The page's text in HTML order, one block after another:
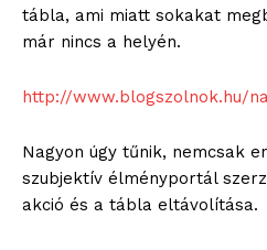
tábla, ami miatt sokakat
már nincs a helyén.
http://www.blogszolnok.hu/
Nagyon úgy tűnik, nemcsak
szubjektív élményportál
akció és a tábla eltávolítása.